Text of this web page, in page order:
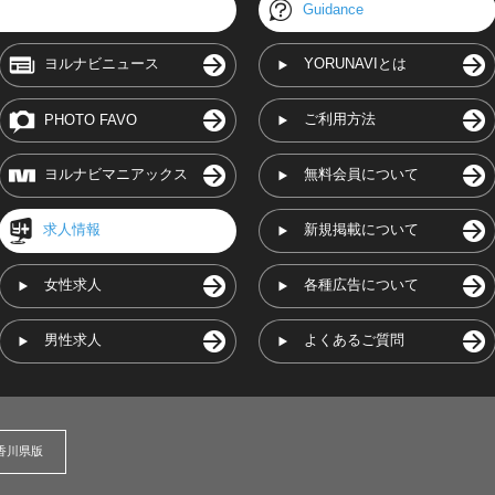
ヨルナビニュース
PHOTO FAVO
ヨルナビマニアックス
求人情報
女性求人
男性求人
Guidance
YORUNAVIとは
ご利用方法
無料会員について
新規掲載について
各種広告について
よくあるご質問
川県版